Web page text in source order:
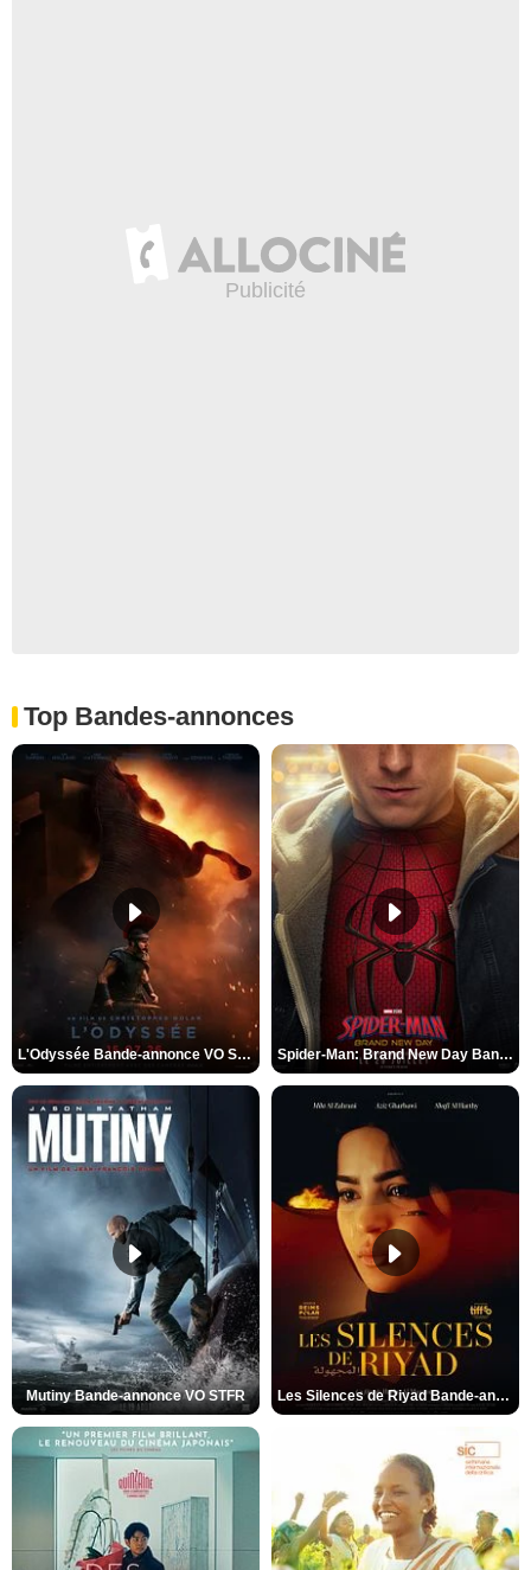
Top Bandes-annonces
L'Odyssée Bande-annonce VO STFR Spider-Man: Brand New Day Bande-annonce VO STFR
Mutiny Bande-annonce VO STFR Les Silences de Riyad Bande-annonce VO STFR